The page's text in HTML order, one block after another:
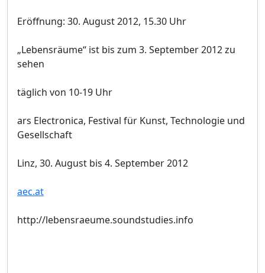
Eröffnung: 30. August 2012, 15.30 Uhr
„Lebensräume“ ist bis zum 3. September 2012 zu
sehen
täglich von 10-19 Uhr
ars Electronica, Festival für Kunst, Technologie und
Gesellschaft
Linz, 30. August bis 4. September 2012
aec.at
http://lebensraeume.soundstudies.info